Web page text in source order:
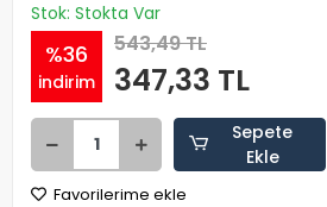
Stok: Stokta Var
%36
indirim
543,49 TL
347,33 TL
Sepete
Ekle
Favorilerime ekle